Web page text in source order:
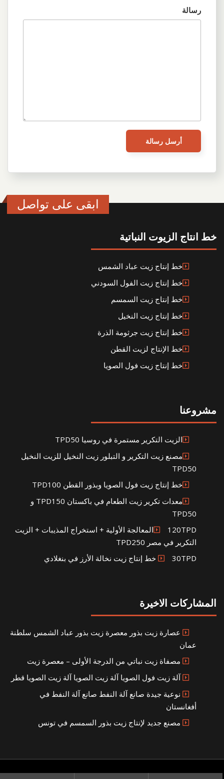
رسالة
ابقى على تواصل
خط انتاج الزيوت النباتية
خط إنتاج زيت عباد الشمس
خط إنتاج زيت الفول السودني
خط إنتاج زيت السمسم
خط إنتاج زيت النخيل
خط إنتاج زيت جرثومة الذرة
خط الإنتاج لزيت القطن
خط إنتاج زيت فول الصويا
مشروعنا
الزيت التكرير مستمرة في روسيا TPD50
مصنع زيت التكرير و التبلور زيت النخيل للزيت النخيل
TPD50
خط إنتاج زيت فول الصويا وبذور القطن TPD100
معدات تكرير زيت الطعام في باكستان TPD150 و
TPD50
120TPDالمعالجة الأولية + استخراج المذيبات + الزيت
التكرير في مصر TPD250
30TPD خط إنتاج زيت نخالة الأرز في بنغلادي
المشاركات الاخيرة
عصارة زيت بذور معصرة زيت بذور عباد الشمس سلطنة
عمان
مصفاة زيت نباتي من الدرجة الأولى – معصرة زيت
آلة زيت فول الصويا آلة زيت الصويا آلة زيت الصويا قطر
نوعية جيدة صانع آلة النفط صانع آلة النفط في
أفغانستان
مصنع جديد لإنتاج زيت بذور السمسم في تونس